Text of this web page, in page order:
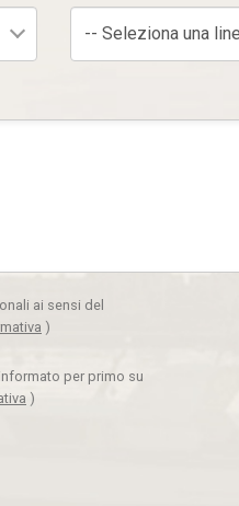
ai sensi del
)
per primo su
)